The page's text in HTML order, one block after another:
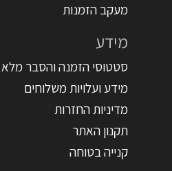
מעקב הזמנות
מידע
סטטוסי הזמנה והסבר מלא
מידע ועלויות משלוחים
מדיניות החזרות
תקנון האתר
קנייה בטוחה